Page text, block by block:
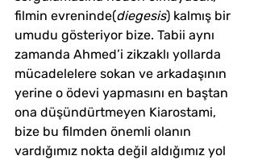
filmin evreninde(diegesis) kalmış bir
umudu gösteriyor bize. Tabii aynı
zamanda Ahmed’i zikzaklı yollarda
mücadelelere sokan ve arkadaşının
yerine o ödevi yapmasını en baştan
ona düşündürtmeyen Kiarostami,
bize bu filmden önemli olanın
vardığımız nokta değil aldığımız yol